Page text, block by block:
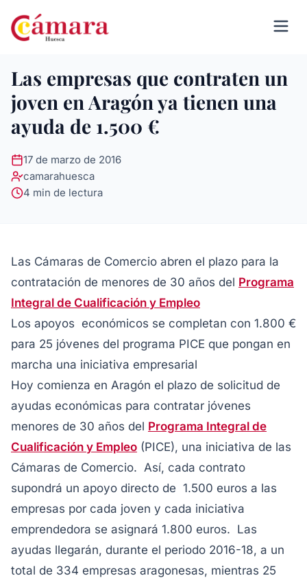
Las empresas que contraten un
joven en Aragón ya tienen una
ayuda de 1.500 €
17 de marzo de 2016
camarahuesca
4 min de lectura
Las Cámaras de Comercio abren el plazo para la
contratación de menores de 30 años del Programa
Integral de Cualificación y Empleo
Los apoyos económicos se completan con 1.800 €
para 25 jóvenes del programa PICE que pongan en
marcha una iniciativa empresarial
Hoy comienza en Aragón el plazo de solicitud de
ayudas económicas para contratar jóvenes
menores de 30 años del Programa Integral de
Cualificación y Empleo (PICE), una iniciativa de las
Cámaras de Comercio. Así, cada contrato
supondrá un apoyo directo de 1.500 euros a las
empresas por cada joven y cada iniciativa
emprendedora se asignará 1.800 euros. Las
ayudas llegarán, durante el periodo 2016-18, a un
total de 334 empresas aragonesas, mientras 25